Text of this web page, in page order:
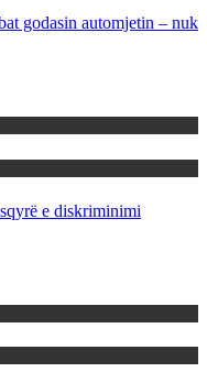
godasin automjetin – nuk
e diskriminimi